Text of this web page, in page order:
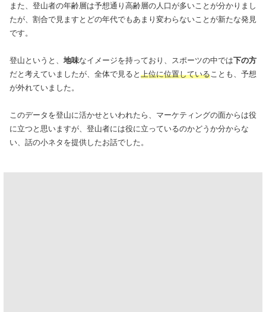
また、登山者の年齢層は予想通り高齢層の人口が多いことが分かりまし
たが、割合で見ますとどの年代でもあまり変わらないことが新たな発見
です。
登山というと、 地味なイメージを持っており、スポーツの中では下の方
だと考えていましたが、全体で見ると 上位に位置している ことも、予想
が外れていました。
このデータを登山に活かせといわれたら、マーケティングの面からは役
に立つと思いますが、登山者には役に立っているのかどうか分からな
い、話の小ネタを提供したお話でした。